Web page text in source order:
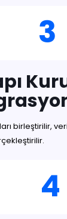
3
birleştirilir,
4